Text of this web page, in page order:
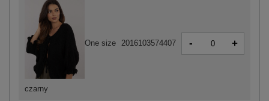
czarny
One size 2016103574407 - +